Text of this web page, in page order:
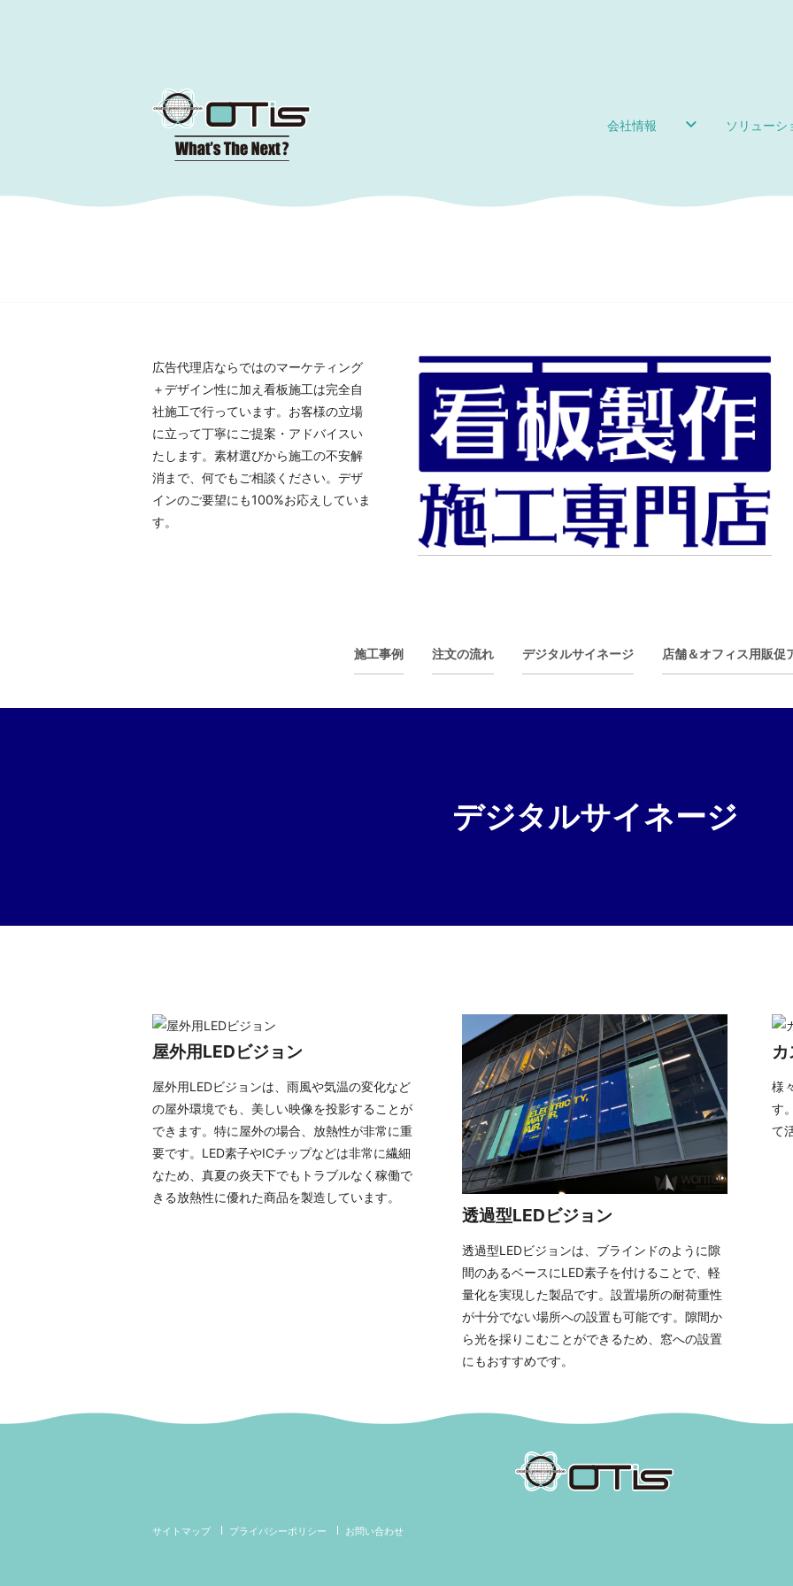
会社情報 ソリューシ
広告代理店ならではのマーケティング
＋デザイン性に加え看板施工は完全自
社施工で行っています。お客様の立場
に立って丁寧にご提案・アドバイスい
たします。素材選びから施工の不安解
消まで、何でもご相談ください。デザ
インのご要望にも100%お応えしていま
す。
施工事例 注文の流れ デジタルサイネージ 店舗＆オフィス用販促
デジタルサイネージ
屋外用LEDビジョン
屋外用LEDビジョンは、雨風や気温の変化など
の屋外環境でも、美しい映像を投影することが
できます。特に屋外の場合、放熱性が非常に重
要です。LED素子やICチップなどは非常に繊細
なため、真夏の炎天下でもトラブルなく稼働で
きる放熱性に優れた商品を製造しています。
透過型LEDビジョン
透過型LEDビジョンは、ブラインドのように隙
間のあるベースにLED素子を付けることで、軽
量化を実現した製品です。設置場所の耐荷重性
が十分でない場所への設置も可能です。隙間か
ら光を採りこむことができるため、窓への設置
にもおすすめです。
様
す
て
サイトマップ プライバシーポリシー お問い合わせ